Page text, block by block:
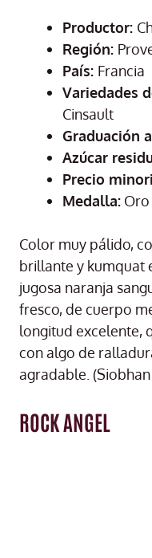
Productor:
Región:
País: Francia
Variedades
Cinsault
Graduación
Azúcar
Precio
Medalla: Oro
Color muy pálido,
brillante y kumquat
jugosa naranja
fresco, de cuerpo
longitud excelente,
con algo de
agradable.
ROCK ANGEL